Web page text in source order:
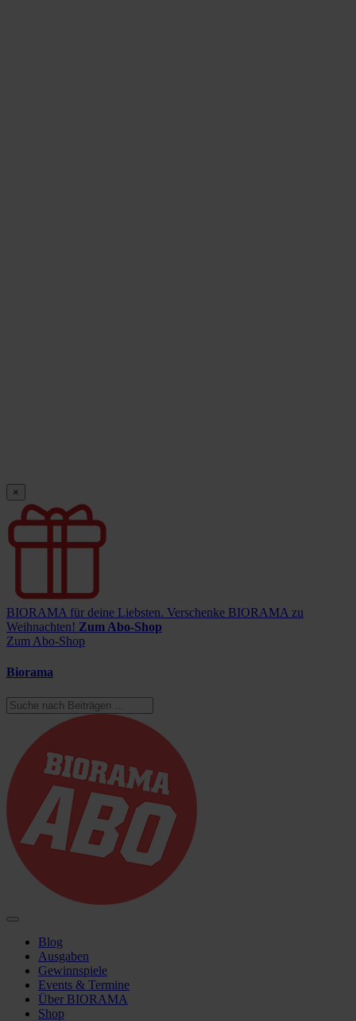
×
BIORAMA für deine Liebsten. Verschenke BIORAMA zu
Weihnachten! Zum Abo-Shop
Zum Abo-Shop
Biorama
Blog
Ausgaben
Gewinnspiele
Events & Termine
Über BIORAMA
Shop